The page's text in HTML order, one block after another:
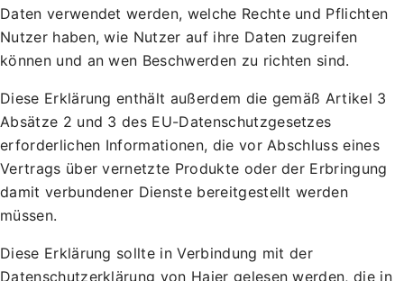
Daten verwendet werden, welche Rechte und Pflichten
Nutzer haben, wie Nutzer auf ihre Daten zugreifen
können und an wen Beschwerden zu richten sind.
Diese Erklärung enthält außerdem die gemäß Artikel 3
Absätze 2 und 3 des EU-Datenschutzgesetzes
erforderlichen Informationen, die vor Abschluss eines
Vertrags über vernetzte Produkte oder der Erbringung
damit verbundener Dienste bereitgestellt werden
müssen.
Diese Erklärung sollte in Verbindung mit der
Datenschutzerklärung von Haier gelesen werden, die in